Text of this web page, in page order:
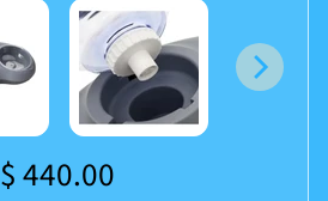
$ 440.00